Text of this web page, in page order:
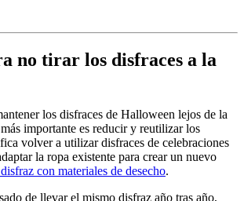
no tirar los disfraces a la
los disfraces de Halloween lejos de la
importante es reducir y reutilizar los
volver a utilizar disfraces de celebraciones
la ropa existente para crear un nuevo
con materiales de desecho.
de llevar el mismo disfraz año tras año,